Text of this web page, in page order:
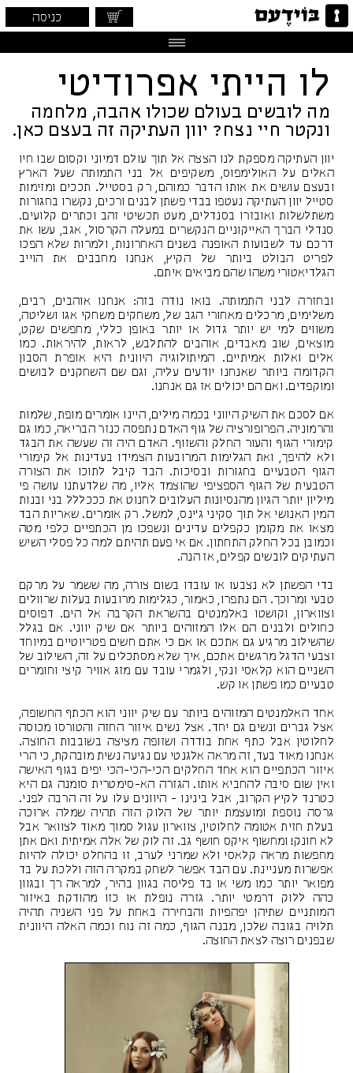
כניסה
לו הייתי אפרודיטי
מה לובשים בעולם שכולו אהבה, מלחמה
ונקטר חיי נצח? יוון העתיקה זה בעצם כאן.
יוון העתיקה מספקת לנו הצצה אל תוך עולם דמיוני וקסום שבו חיו
האלים על האולימפוס, משקיפים אל בני התמותה שעל הארץ
ובעצם עושים את אותו הדבר כמוהם, רק בסטייל. תככים ומזימות
סטייל יוון העתיקה נעטפו בבדי פשתן לבנים ורכים, נקשרו בחגורות
משתלשלות ואובזרו בסנדלים, מעט תכשיטי זהב וכתרים קלועים.
סנדלי הברך האייקוניים הנקשרים במעלה הקרסול, אגב, עשו את
דרכם עד לשבועות האופנה בשנים האחרונות, ולמרות שלא הפכו
לפריט הבולט ביותר של הקיץ, אנחנו מחבבים את הוייב
הגלדיאטורי משהו שהם מביאים איתם.
ובחזרה לבני התמותה. בואו נודה בזה: אנחנו אוהבים, רבים,
משלימים, מרכלים מאחורי הגב של, משחקים משחקי אגו ושליטה,
משווים למי יש יותר גדול או יותר באופן כללי, מחפשים שקט,
מוצאים, שוב מאבדים, אוהבים להתלבש, לראות, להיראות. כמו
אלים ואלות אמיתיים. המיתולוגיה היוונית היא אופרת הסבון
הקדומה ביותר שאנחנו יודעים עליה, וגם שם השחקנים לבושים
ומוקפדים. ואם הם יכולים אז גם אנחנו.
אם לסכם את השיק היווני בכמה מילים, היינו אומרים מופת, שלמות
והרמוניה. הפרופורציה של גוף האדם נתפסה כנזר הבריאה, כמו גם
קימורי הגוף והעור החלק והשזוף. האדם היה זה שעשה את הבגד
ולא להיפך, ואת הגלימות המרובעות הצמידו בעדינות אל קימורי
הגוף הטבעיים בחגורות ובסיכות. הבד קיבל לתוכו את הצורה
הטבעית של הגוף הספציפי שהוצמד אליו, מה שלדעתנו עושה פי
מיליון יותר הגיון מהנסיונות העלובים לחנוט את כככללל בני ובנות
המין האנושי אל תוך סקיני ג'ינס, למשל. רק אומרים. שאריות הבד
מצאו את מקומן כקפלים עדינים ונשפכו מן הכתפיים כלפי מטה
וכמובן בכל החלק התחתון. אם אי פעם תהיתם למה כל פסלי השיש
העתיקים לובשים קפלים, אז הנה.
בדי הפשתן לא נצבעו או עובדו בשום צורה, מה ששמר על מרקם
טבעי ומרוכך. הם נתפרו, כאמור, כגלימות מרובעות בעלות שרוולים
וצווארון, וקושטו באלמנטים בהשראת הקרבה אל הים. דפוסים
כחולים ולבנים הם אלו המזוהים ביותר אם שיק יווני. אם בגלל
שהשילוב מרגיע גם אתכם או אם כי אתם חשים פטריוטיים במיוחד
וצבעי הדגל מרגשים אתכם, איך שלא מסתכלים על זה, השילוב של
השניים הוא קלאסי ונקי, ולגמרי עובד עם מזג אוויר קיצי וחומרים
טבעיים כמו פשתן או קש.
אחד האלמנטים המזוהים ביותר עם שיק יווני הוא הכתף החשופה,
אצל גברים ונשים גם יחד. אצל נשים איזור החזה והטורסו מכוסה
לחלוטין אבל כתף אחת בודדה ושזופה מציצה בשובבות החוצה.
אנחנו מאוד בעד, זה מראה אלגנטי עם נגיעה נשית מובהקת, כי הרי
איזור הכתפיים הוא אחד החלקים הכי-הכי-הכי יפים בגוף האישה
ואין שום סיבה להחביא אותו. הגזרה הא-סימטרית סומנה גם היא
כטרנד לקיץ הקרוב, אבל בינינו - היוונים עלו על זה הרבה לפני.
גרסה נוספת ומועצמת יותר של הלוק הזה תהיה שמלה ארוכה
בעלת חזית אטומה לחלוטין, צווארון עגול סמוך מאוד לצוואר אבל
לא חונק! ומחשוף איקס חושף גב. זה לוק של אלה אמיתית ואם אתן
מחפשות מראה קלאסי ולא שמרני לערב, זו בהחלט יכולה להיות
אפשרות מעניינת. עם הבד אפשר לשחק במקרה הזה וללכת על בד
מפואר יותר כמו משי או בד פליסה בגוון בהיר, למראה רך ובגוון
כהה ללוק דרמטי יותר. גזרה נופלת או כזו מהודקת באיזור
המותניים שתיהן יפהפיות והבחירה באחת על פני השניה תהיה
תלויה בגובה שלכן, מבנה הגוף, כמה זה נוח וכמה האלה היוונית
שבפנים רוצה לצאת החוצה.